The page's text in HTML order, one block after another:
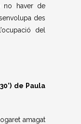
no haver de
des
del
30’) de Paula
amagat